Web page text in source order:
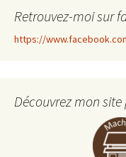
Retrouvez-moi sur
https://
Découvrez mon